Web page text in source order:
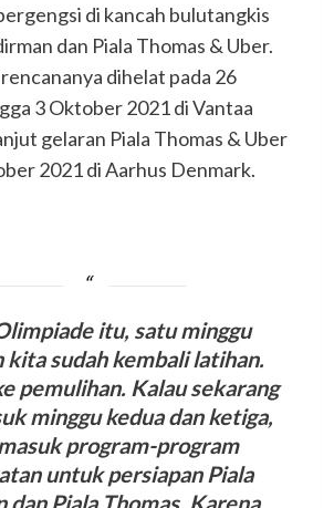
di kancah bulutangkis
dan Piala Thomas & Uber.
dihelat pada 26
3 Oktober 2021 di Vantaa
gelaran Piala Thomas & Uber
2021 di Aarhus Denmark.
itu, satu minggu
kita sudah kembali latihan.
pemulihan. Kalau sekarang
minggu kedua dan ketiga,
program-program
untuk persiapan Piala
dan Piala Thomas. Karena